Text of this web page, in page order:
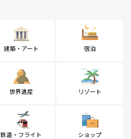
建築・アート 宿泊
世界遺産 リゾート
鉄道・フライト ショップ